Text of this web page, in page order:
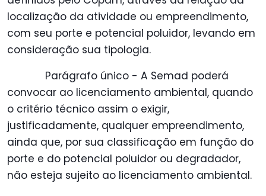
localização da atividade ou empreendimento,
com seu porte e potencial poluidor, levando em
consideração sua tipologia.
Parágrafo único - A Semad poderá
convocar ao licenciamento ambiental, quando
o critério técnico assim o exigir,
justificadamente, qualquer empreendimento,
ainda que, por sua classificação em função do
porte e do potencial poluidor ou degradador,
não esteja sujeito ao licenciamento ambiental.